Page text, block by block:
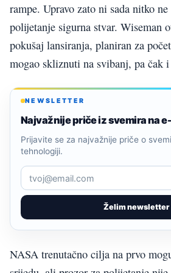
rampe. Upravo zato ni sada nitko
polijetanje sigurna stvar. Wiseman
pokušaj lansiranja, planiran za
mogao skliznuti na svibanj, pa čak
NEWSLETTER
Najvažnije priče iz svemira na
Želim newsletter
Prijavite se za najvažnije priče o
tehnologiji.
NASA trenutačno cilja na prvo